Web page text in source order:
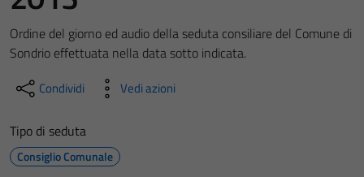
Ordine del giorno ed audio della seduta consiliare del Comune di
Sondrio effettuata nella data sotto indicata.
Condividi Vedi azioni
Tipo di seduta
Consiglio Comunale